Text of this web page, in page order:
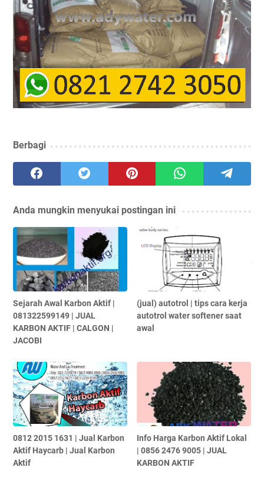
Berbagi
Anda mungkin menyukai postingan ini
Sejarah Awal Karbon Aktif |
081322599149 | JUAL
KARBON AKTIF | CALGON |
JACOBI
(jual) autotrol | tips cara kerja
autotrol water softener saat
awal
0812 2015 1631 | Jual Karbon
Aktif Haycarb | Jual Karbon
Aktif
Info Harga Karbon Aktif Lokal
| 0856 2476 9005 | JUAL
KARBON AKTIF